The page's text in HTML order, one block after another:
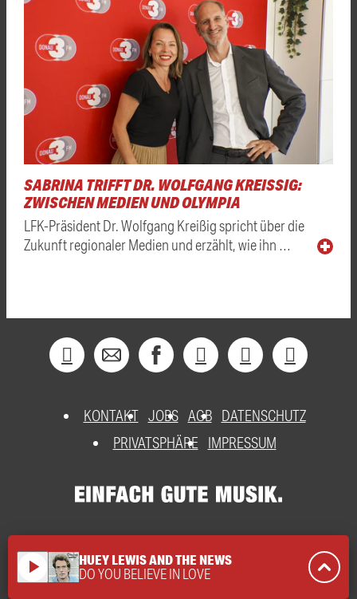
SABRINA TRIFFT DR. WOLFGANG KREISSIG: Z
WISCHEN MEDIEN UND OLYMPIA
LFK-Präsident Dr. Wolfgang Kreißig spricht über die
Zukunft regionaler Medien und erzählt, wie ihn …
KONTAKT JOBS AGB DATENSCHUTZ
PRIVATSPHÄRE
IMPRESSUM
play_arrow HUEY LEWIS AND THE NEWS
DO YOU BELIEVE IN LOVE